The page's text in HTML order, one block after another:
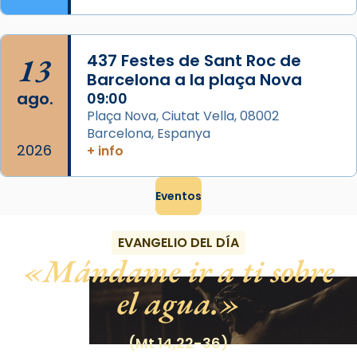
13
ago.
2026
437 Festes de Sant Roc de
Barcelona a la plaça Nova
09:00
Plaça Nova, Ciutat Vella, 08002
Barcelona, Espanya
+ info
Eventos
EVANGELIO DEL DÍA
Mándame ir a ti sobre
el agua.
(Mt 14,22-36)